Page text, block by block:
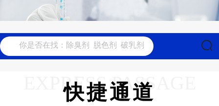
EXPRESS PASSAGE
快捷通道